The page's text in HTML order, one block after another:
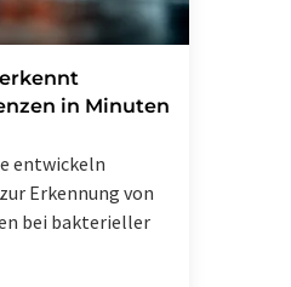
in Minuten
entwickeln
Erkennung von
bei bakterieller